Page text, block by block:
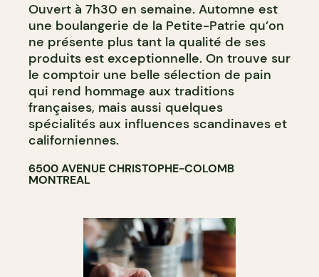
Ouvert à 7h30 en semaine. Automne est
une boulangerie de la Petite-Patrie qu’on
ne présente plus tant la qualité de ses
produits est exceptionnelle. On trouve sur
le comptoir une belle sélection de pain
qui rend hommage aux traditions
françaises, mais aussi quelques
spécialités aux influences scandinaves et
californiennes.
6500 AVENUE CHRISTOPHE-COLOMB
MONTREAL